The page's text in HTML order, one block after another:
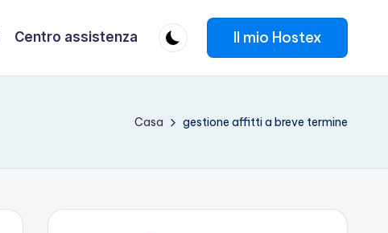
Centro assistenza Il mio Hostex
Casa gestione affitti a breve termine